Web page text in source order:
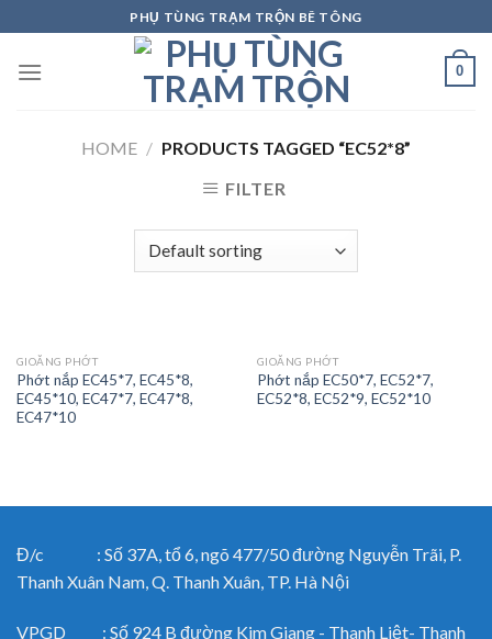
to
content
PHỤ TÙNG TRẠM TRỘN BÊ TÔNG
0
HOME / PRODUCTS TAGGED “EC52*8”
FILTER
GIOĂNG PHỚT
Phớt nắp EC45*7, EC45*8,
EC45*10, EC47*7, EC47*8,
EC47*10
GIOĂNG PHỚT
Phớt nắp EC50*7, EC52*7,
EC52*8, EC52*9, EC52*10
Đ/c : Số 37A, tổ 6, ngõ 477/50 đường Nguyễn Trãi, P.
Thanh Xuân Nam, Q. Thanh Xuân, TP. Hà Nội
VPGD : Số 924 B đường Kim Giang - Thanh Liệt- Thanh